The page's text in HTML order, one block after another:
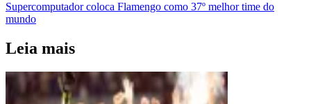
Supercomputador coloca Flamengo como 37º melhor time do
mundo
Leia mais